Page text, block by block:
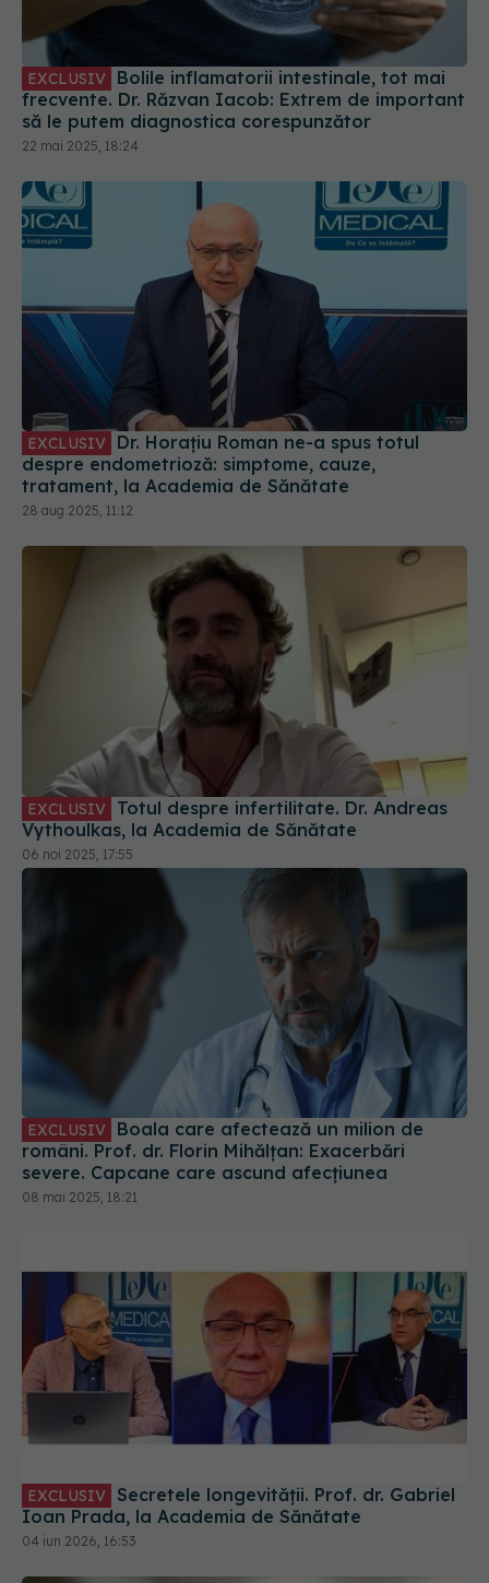
EXCLUSIV
frecvente. Dr. Răzvan Iacob: Extrem de important
să le putem diagnostica corespunzător
22 mai 2025, 18:24
EXCLUSIV
despre endometrioză: simptome, cauze,
tratament, la Academia de Sănătate
28 aug 2025, 11:12
EXCLUSIV
Vythoulkas, la Academia de Sănătate
06 noi 2025, 17:55
EXCLUSIV
români. Prof. dr. Florin Mihălțan: Exacerbări
severe. Capcane care ascund afecțiunea
08 mai 2025, 18:21
EXCLUSIV
Ioan Prada, la Academia de Sănătate
04 iun 2026, 16:53